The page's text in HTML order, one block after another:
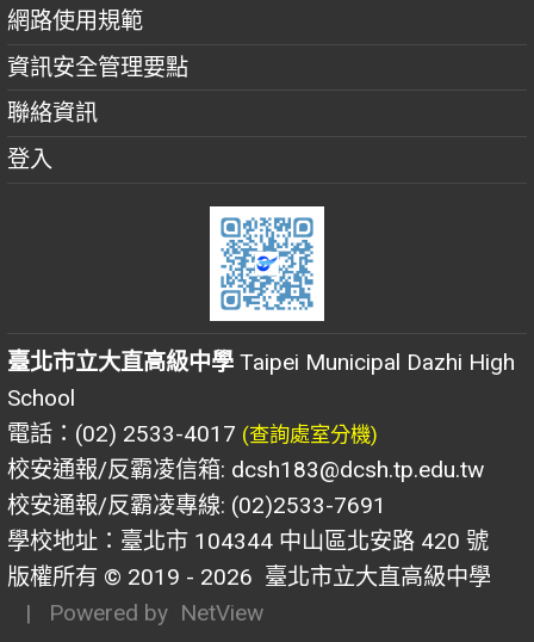
網路使用規範
資訊安全管理要點
聯絡資訊
登入
臺北市立大直高級中學 Taipei Municipal Dazhi High
School
電話：(02) 2533-4017 (查詢處室分機)
校安通報/反霸凌信箱: dcsh183@dcsh.tp.edu.tw
校安通報/反霸凌專線: (02)2533-7691
學校地址：臺北市 104344 中山區北安路 420 號
版權所有 © 2019 - 2026 臺北市立大直高級中學
| Powered by NetView